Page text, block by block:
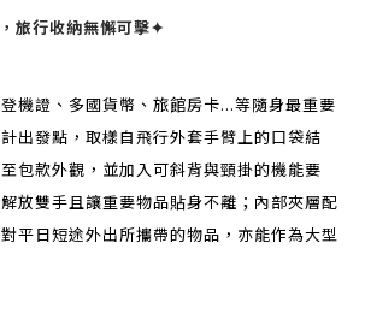
旅行收納無懈可擊✦
機證、多國貨幣、旅館房卡...等隨身最重要
出發點，取樣自飛行外套手臂上的口袋結
包款外觀，並加入可斜背與頸掛的機能要
放雙手且讓重要物品貼身不離；內部夾層配
平日短途外出所攜帶的物品，亦能作為大型